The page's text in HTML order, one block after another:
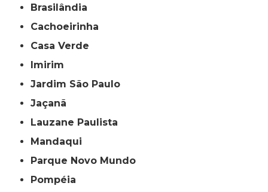
Brasilândia
Cachoeirinha
Casa Verde
Imirim
Jardim São Paulo
Jaçanã
Lauzane Paulista
Mandaqui
Parque Novo Mundo
Pompéia